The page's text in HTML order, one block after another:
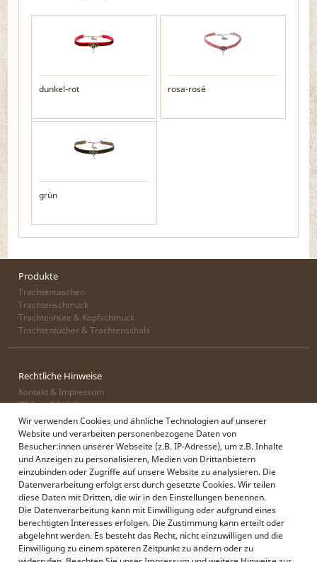
dunkel-rot rosa-rosé
grün
Produkte
Trachtentaschen
Trachtenschmuck
Trachtenhüte & Kopfschmuck
Trachtentücher & Trachtenschals
Rechtliche Hinweise
Kontakt & Impressum
Widerrufsbelehrung
Zahlung & Lieferung
Datenschutz
AGB
Alpenflüstern
Philosophie
Händlerbereich
Firmenkunden
Sonderanfertigungen
Pressebereich
Wir verwenden Cookies und ähnliche Technologien auf unserer
Website und verarbeiten personenbezogene Daten von
Besucher:innen unserer Webseite (z.B. IP-Adresse), um z.B. Inhalte
und Anzeigen zu personalisieren, Medien von Drittanbietern
einzubinden oder Zugriffe auf unsere Website zu analysieren. Die
Datenverarbeitung erfolgt erst durch gesetzte Cookies. Wir teilen
diese Daten mit Dritten, die wir in den Einstellungen benennen.
Die Datenverarbeitung kann mit Einwilligung oder aufgrund eines
berechtigten Interesses erfolgen. Die Zustimmung kann erteilt oder
abgelehnt werden. Es besteht das Recht, nicht einzuwilligen und die
Einwilligung zu einem späteren Zeitpunkt zu ändern oder zu